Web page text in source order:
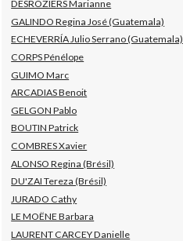
DESROZIERS Marianne
GALINDO Regina José (Guatemala)
ECHEVERRÍA Julio Serrano (Guatemala)
CORPS Pénélope
GUIMO Marc
ARCADIAS Benoit
GELGON Pablo
BOUTIN Patrick
COMBRES Xavier
ALONSO Regina (Brésil)
DU'ZAI Tereza (Brésil)
JURADO Cathy
LE MOËNE Barbara
LAURENT CARCEY Danielle